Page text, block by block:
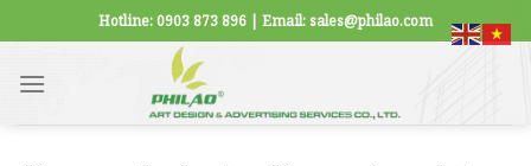
to
content
Hotline: 0903 873 896 | Email: sales@philao.com